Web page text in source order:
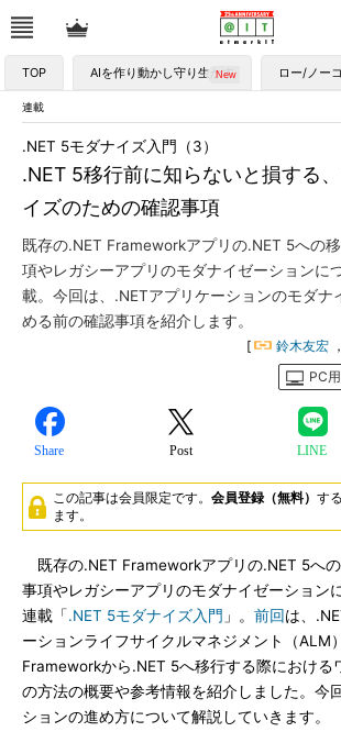
TOP AIを作り動かし守り生かす ロー/ノー
連載
.NET 5移行前に知らないと損する
イズのための確認事項
.NET 5モダナイズ入門（3）
既存の.NET Frameworkアプリの.NET 5への
項やレガシーアプリのモダナイゼーションに
載。今回は、.NETアプリケーションのモダナ
める前の確認事項を紹介します。
[ 鈴木友宏
PC
Share Post LINE
この記事は会員限定です。 会員登録（無料） す
ます。
既存の.NET Frameworkアプリの.NET 5へ
事項やレガシーアプリのモダナイゼーション
連載「.NET 5モダナイズ入門 」。 前回は、
ーションライフサイクルマネジメント（ALM
Frameworkから.NET 5へ移行する際における
の方法の概要や参考情報を紹介しました。今
ションの進め方について解説していきます。